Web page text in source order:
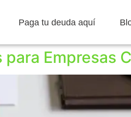
Paga tu deuda aquí
Empresas